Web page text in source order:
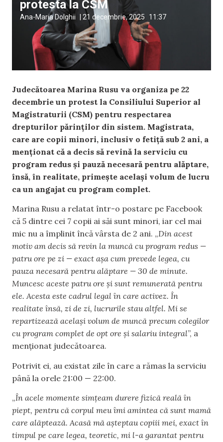
protesta la CSM
Ana-Maria Dolghii 21 decembrie, 2025 11:37
Judecătoarea Marina Rusu va organiza pe 22
decembrie un protest la Consiliului Superior al
Magistraturii (CSM) pentru respectarea
drepturilor părinților din sistem. Magistrata,
care are copii minori, inclusiv o fetiță sub 2 ani, a
menționat că a decis să revină la serviciu cu
program redus și pauză necesară pentru alăptare,
însă, în realitate, primește același volum de lucru
ca un angajat cu program complet.
Marina Rusu a relatat într-o postare pe Facebook
că 5 dintre cei 7 copii ai săi sunt minori, iar cel mai
mic nu a împlinit încă vârsta de 2 ani. „Din acest
motiv am decis să revin la muncă cu program redus —
patru ore pe zi — exact așa cum prevede legea, cu
pauza necesară pentru alăptare — 30 de minute.
Muncesc aceste patru ore și sunt remunerată pentru
ele. Acesta este cadrul legal în care activez. În
realitate însă, zi de zi, lucrurile stau altfel. Mi se
repartizează același volum de muncă precum colegilor
cu program complet de opt ore și salariu integral”, a
menționat judecătoarea.
Potrivit ei, au existat zile în care a rămas la serviciu
până la orele 21:00 — 22:00.
„În acele momente simțeam durere fizică reală în
piept, pentru că corpul meu îmi amintea că sunt mamă
care alăptează. Acasă mă așteptau copiii mei, exact în
timpul pe care legea, teoretic, mi l-a garantat pentru